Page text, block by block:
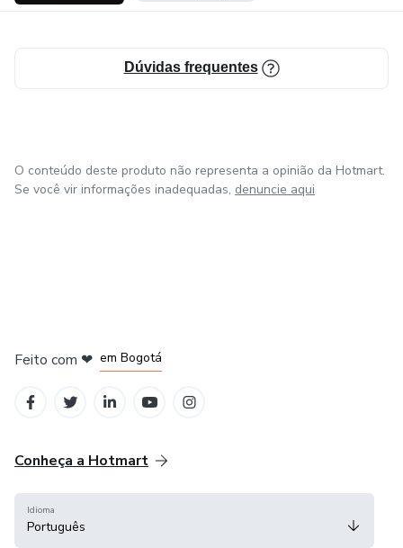
Dúvidas frequentes
O conteúdo deste produto não representa a opinião da Hotmart.
Se você vir informações inadequadas, denuncie aqui
Feito com ❤ em Bogotá
Conheça a Hotmart
Idioma
Português